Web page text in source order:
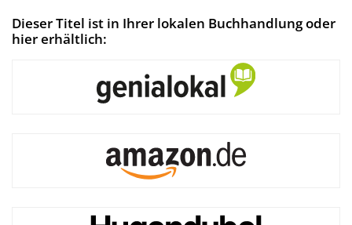
Dieser Titel ist in Ihrer lokalen Buchhandlung oder
hier erhältlich: